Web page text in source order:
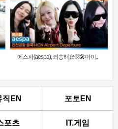
에스파(aespa), 죄송해요🥺🎤마이..
직EN 포토EN
포츠 IT.게임